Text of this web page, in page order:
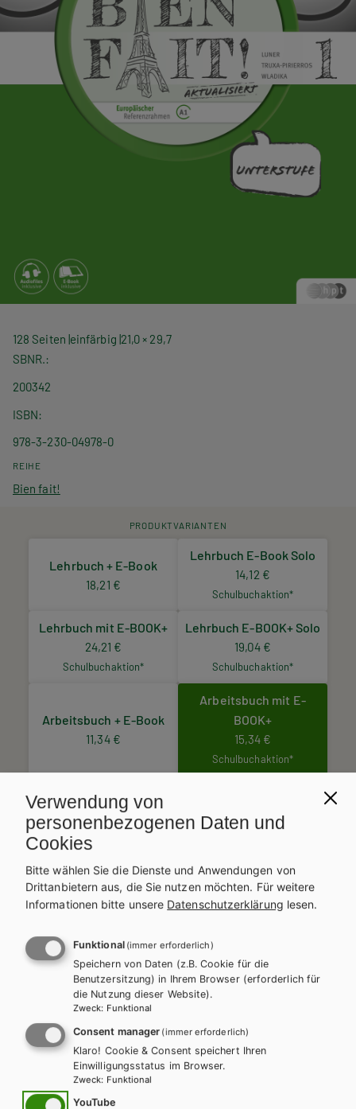
128 Seiten einfärbig 21,0 × 29,7
SBNR.
200342
ISBN
978-3-230-04978-0
REIHE
Bien fait!
PRODUKTVARIANTEN
Lehrbuch + E-Book
18,21 €
Lehrbuch E-Book Solo
14,12 €
Schulbuchaktion*
Lehrbuch mit E-BOOK+
24,21 €
Schulbuchaktion*
Lehrbuch E-BOOK+ Solo
19,04 €
Schulbuchaktion*
Arbeitsbuch + E-Book
11,34 €
Arbeitsbuch mit E-
BOOK+
15,34 €
Schulbuchaktion*
Arbeitsbuch E-BOOK+
Solo
12,07 €
Schulbuchaktion*
Lehrer/innenheft
Preise inkl. MwSt., zzgl. Versandkosten | E-Book-Codes sind nur bei Bestellung
über die Schulbuchaktion enthalten. | *Exklusiv über die Schulbuchaktion
erhältlich.
Mag. Christine Luner, Mag. Eleonore Truxa-Pirierros, Mag.
Elisabeth Wladika
BESCHREIBUNG
ist über die Schulbuchaktion inklusive E-BOOK+
erhältlich.
Bei Bestellung unter der entsprechenden Schulbuchnummer
erhalten Sie das Schulbuch, das E-Book sowie
Zusatzmaterial
Interaktive Übungen
Audios
Verwendung von
personenbezogenen Daten und
Cookies
Bitte wählen Sie die Dienste und Anwendungen von
Drittanbietern aus, die Sie nutzen möchten. Für weitere
Informationen bitte unsere Datenschutzerklärung lesen.
Funktional (immer erforderlich)
Speichern von Daten (z.B. Cookie für die
Benutzersitzung) in Ihrem Browser (erforderlich für
die Nutzung dieser Website).
Zweck: Funktional
Consent manager (immer erforderlich)
Klaro! Cookie & Consent speichert Ihren
Einwilligungsstatus im Browser.
Zweck: Funktional
YouTube